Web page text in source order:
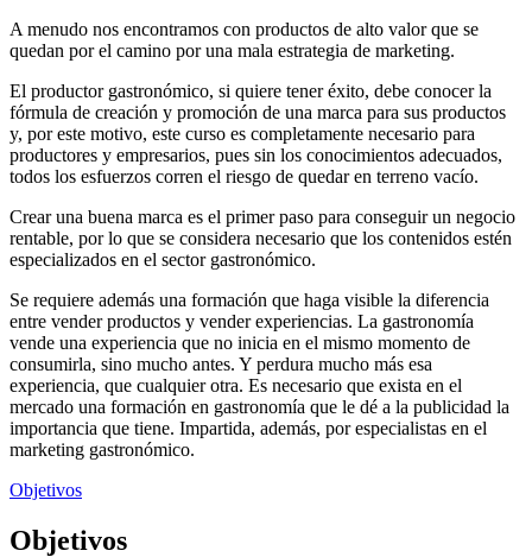
A menudo nos encontramos con productos de alto valor que se
quedan por el camino por una mala estrategia de marketing.
El productor gastronómico, si quiere tener éxito, debe conocer la
fórmula de creación y promoción de una marca para sus productos
y, por este motivo, este curso es completamente necesario para
productores y empresarios, pues sin los conocimientos adecuados,
todos los esfuerzos corren el riesgo de quedar en terreno vacío.
Crear una buena marca es el primer paso para conseguir un negocio
rentable, por lo que se considera necesario que los contenidos estén
especializados en el sector gastronómico.
Se requiere además una formación que haga visible la diferencia
entre vender productos y vender experiencias. La gastronomía
vende una experiencia que no inicia en el mismo momento de
consumirla, sino mucho antes. Y perdura mucho más esa
experiencia, que cualquier otra. Es necesario que exista en el
mercado una formación en gastronomía que le dé a la publicidad la
importancia que tiene. Impartida, además, por especialistas en el
marketing gastronómico.
Objetivos
Objetivos